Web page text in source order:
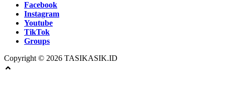
Facebook
Instagram
Youtube
TikTok
Groups
Copyright © 2026 TASIKASIK.ID